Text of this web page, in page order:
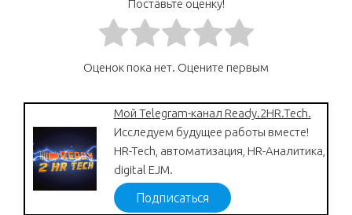
Поставьте оценку!
Оценок пока нет. Оцените первым
Мой Telegram-канал Ready.2HR.Tech.
Исследуем будущее работы вместе!
HR-Tech, автоматизация, HR-Аналитика,
digital EJM.
Подписаться